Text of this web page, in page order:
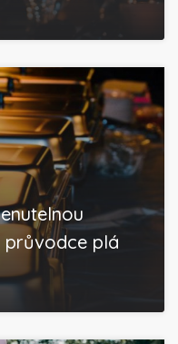
průvodce plá